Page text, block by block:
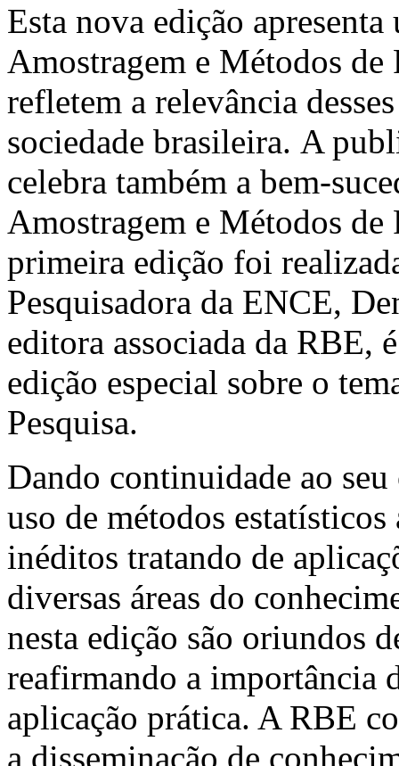
Esta nova edição
Amostragem e Métodos de
refletem a relevância
sociedade brasileira. A
celebra também a bem-
Amostragem e Métodos
primeira edição foi
Pesquisadora da ENCE,
editora associada da RBE,
edição especial sobre o
Pesquisa.
Dando continuidade ao
uso de métodos
inéditos tratando de
diversas áreas do
nesta edição são oriundos
reafirmando a importância
aplicação prática. A RBE
a disseminação de